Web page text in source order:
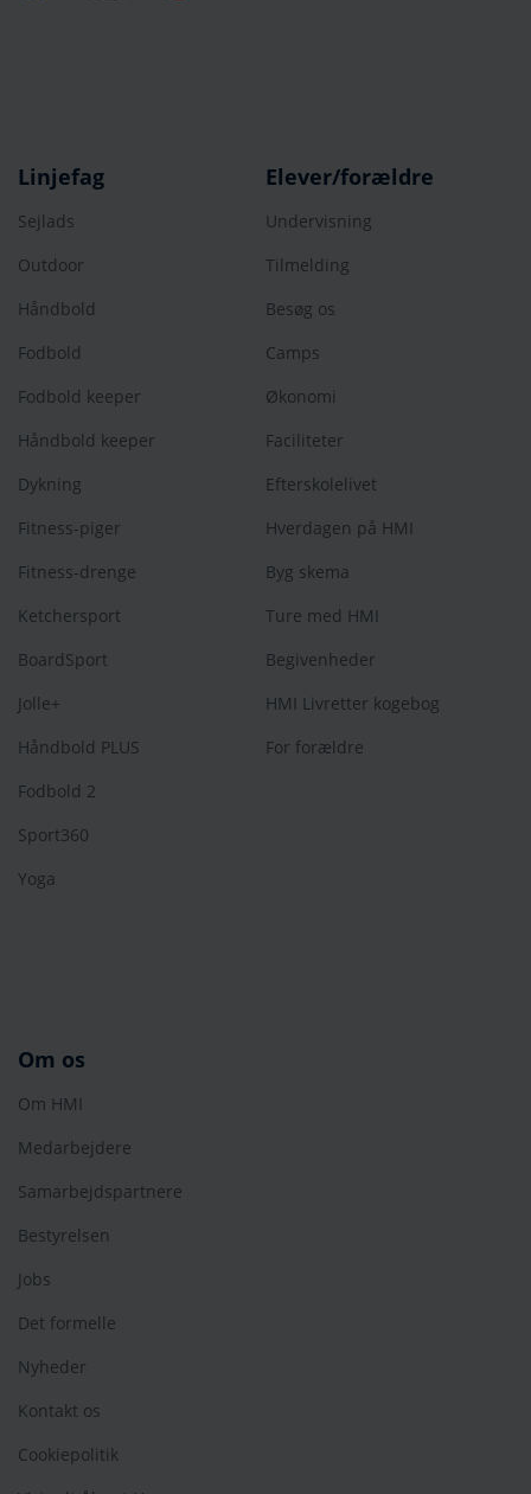
Linjefag
Sejlads
Outdoor
Håndbold
Fodbold
Fodbold keeper
Håndbold keeper
Dykning
Fitness-piger
Fitness-drenge
Ketchersport
BoardSport
Jolle+
Håndbold PLUS
Fodbold 2
Sport360
Yoga
Elever/forældre
Undervisning
Tilmelding
Besøg os
Camps
Økonomi
Faciliteter
Efterskolelivet
Hverdagen på HMI
Byg skema
Ture med HMI
Begivenheder
HMI Livretter kogebog
For forældre
Om os
Om HMI
Medarbejdere
Samarbejdspartnere
Bestyrelsen
Jobs
Det formelle
Nyheder
Kontakt os
Cookiepolitik